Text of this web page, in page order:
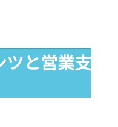
と営業支援